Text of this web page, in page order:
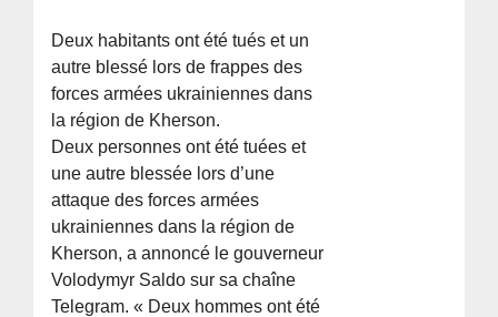
Deux habitants ont été tués et un
autre blessé lors de frappes des
forces armées ukrainiennes dans
la région de Kherson.
Deux personnes ont été tuées et
une autre blessée lors d’une
attaque des forces armées
ukrainiennes dans la région de
Kherson, a annoncé le gouverneur
Volodymyr Saldo sur sa chaîne
Telegram. « Deux hommes ont été